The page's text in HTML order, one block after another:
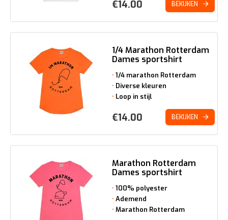
€14.00 BEKIJKEN
1/4 Marathon Rotterdam
Dames sportshirt
1/4 marathon Rotterdam
Diverse kleuren
Loop in stijl
€14.00 BEKIJKEN
Marathon Rotterdam
Dames sportshirt
100% polyester
Ademend
Marathon Rotterdam